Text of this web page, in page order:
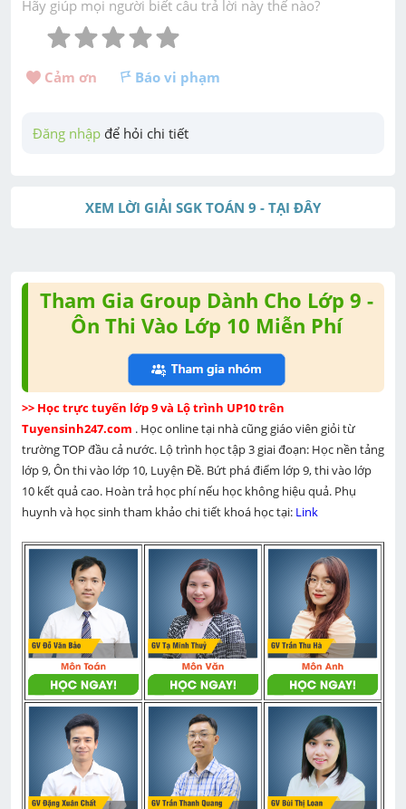
Hãy giúp mọi người biết câu trả lời này thế nào?
Cảm ơn Báo vi phạm
Đăng nhập để hỏi chi tiết
XEM LỜI GIẢI SGK TOÁN 9 - TẠI ĐÂY
Tham Gia Group Dành Cho Lớp 9 -
Ôn Thi Vào Lớp 10 Miễn Phí
>> Học trực tuyến lớp 9 và Lộ trình UP10 trên
Tuyensinh247.com . Học online tại nhà cũng giáo viên giỏi từ
trường TOP đầu cả nước. Lộ trình học tập 3 giai đoạn: Học nền tảng
lớp 9, Ôn thi vào lớp 10, Luyện Đề. Bứt phá điểm lớp 9, thi vào lớp
10 kết quả cao. Hoàn trả học phí nếu học không hiệu quả. Phụ
huynh và học sinh tham khảo chi tiết khoá học tại: Link